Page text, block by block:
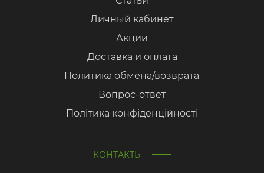
Личный кабинет
Акции
Доставка и оплата
Политика обмена/возврата
Вопрос-ответ
Політика конфіденційності
КОНТАКТЫ